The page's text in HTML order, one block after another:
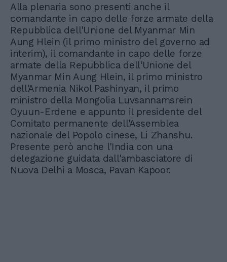
Alla plenaria sono presenti anche il
comandante in capo delle forze armate della
Repubblica dell'Unione del Myanmar Min
Aung Hlein (il primo ministro del governo ad
interim), il comandante in capo delle forze
armate della Repubblica dell'Unione del
Myanmar Min Aung Hlein, il primo ministro
dell'Armenia Nikol Pashinyan, il primo
ministro della Mongolia Luvsannamsrein
Oyuun-Erdene e appunto il presidente del
Comitato permanente dell'Assemblea
nazionale del Popolo cinese, Li Zhanshu.
Presente però anche l'India con una
delegazione guidata dall'ambasciatore di
Nuova Delhi a Mosca, Pavan Kapoor.